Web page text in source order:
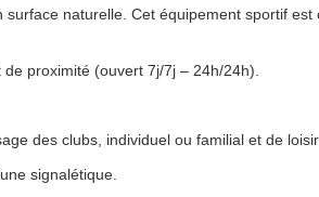
surface naturelle. Cet équipement sportif
de proximité (ouvert 7j/7j – 24h/24h).
des clubs, individuel ou familial et de loisir.
signalétique.